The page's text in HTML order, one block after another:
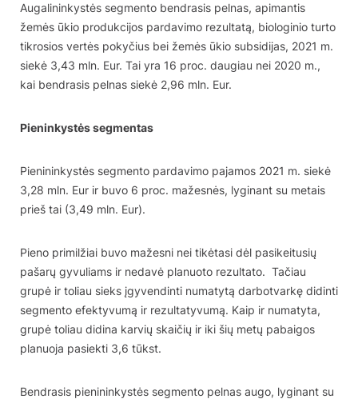
Augalininkystės segmento bendrasis pelnas, apimantis
žemės ūkio produkcijos pardavimo rezultatą, biologinio turto
tikrosios vertės pokyčius bei žemės ūkio subsidijas, 2021 m.
siekė 3,43 mln. Eur. Tai yra 16 proc. daugiau nei 2020 m.,
kai bendrasis pelnas siekė 2,96 mln. Eur.
Pieninkystės segmentas
Pienininkystės segmento pardavimo pajamos 2021 m. siekė
3,28 mln. Eur ir buvo 6 proc. mažesnės, lyginant su metais
prieš tai (3,49 mln. Eur).
Pieno primilžiai buvo mažesni nei tikėtasi dėl pasikeitusių
pašarų gyvuliams ir nedavė planuoto rezultato. Tačiau
grupė ir toliau sieks įgyvendinti numatytą darbotvarkę didinti
segmento efektyvumą ir rezultatyvumą. Kaip ir numatyta,
grupė toliau didina karvių skaičių ir iki šių metų pabaigos
planuoja pasiekti 3,6 tūkst.
Bendrasis pienininkystės segmento pelnas augo, lyginant su